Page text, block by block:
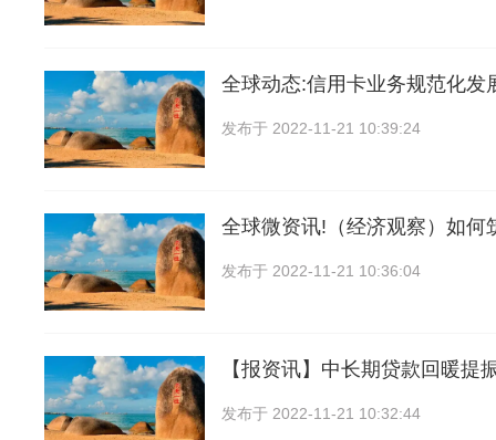
全球动态:信用卡业务规范化发
发布于 2022-11-21 10:39:24
全球微资讯!（经济观察）如何
发布于 2022-11-21 10:36:04
【报资讯】中长期贷款回暖提
发布于 2022-11-21 10:32:44